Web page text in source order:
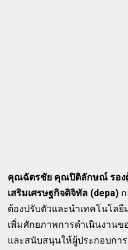
คุณฉัตรชัย คุณปิติลักษณ์ รอง
เสริมเศรษฐกิจดิจิทัล (depa)
ต้องปรับตัวและนำเทคโนโล
เพิ่มศักยภาพการดำเนินงานข
และสนับสนุนให้ผู้ประกอบกา